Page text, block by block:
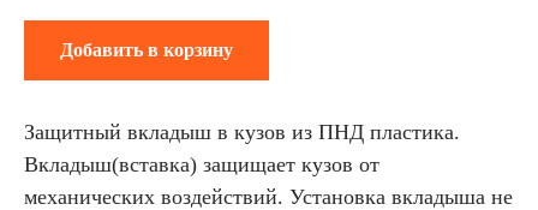
Добавить в корзину
Защитный вкладыш в кузов из ПНД пластика.
Вкладыш(вставка) защищает кузов от
механических воздействий. Установка вкладыша не